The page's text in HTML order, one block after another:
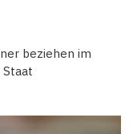
beziehen im